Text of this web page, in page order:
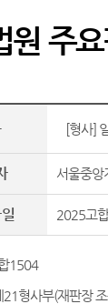
원 주
[형사]
서울중앙
2025고
1504
형사부(재판장